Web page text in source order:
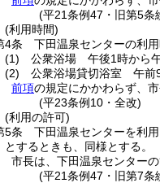
(平21条例47・旧第5条
(利用時間)
4条
下田温泉センターの利
(1)
公衆浴場 午後1時から
(2)
公衆浴場貸切浴室 午前
前項の規定にかかわらず、
(平23条例10・全改)
(利用の許可)
5条
下田温泉センターを利
とするときも、同様とする。
市長は、下田温泉センター
(平21条例47・旧第7条